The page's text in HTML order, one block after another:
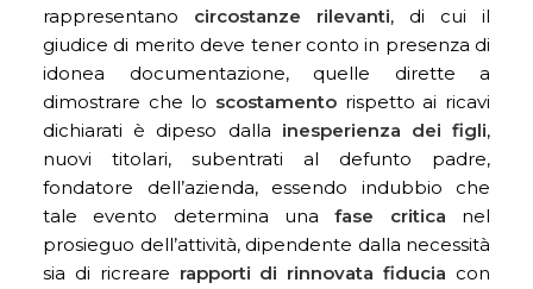
rappresentano circostanze rilevanti, di cui il
giudice di merito deve tener conto in presenza di
idonea documentazione, quelle dirette a
dimostrare che lo scostamento rispetto ai ricavi
dichiarati è dipeso dalla inesperienza dei figli,
nuovi titolari, subentrati al defunto padre,
fondatore dell’azienda, essendo indubbio che
tale evento determina unafase critica nel
prosieguo dell’attività, dipendente dalla necessità
sia di ricreare rapporti di rinnovata fiducia con